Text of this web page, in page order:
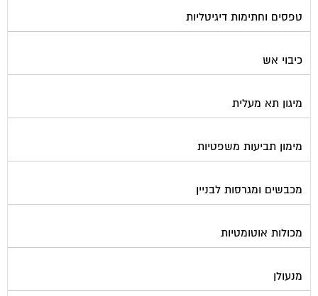
טפסים וחתימות דיגיטליות
כיבוי אש
מיגון תא מעלית
מימון תביעות משפטיות
מכבשים ומגרסות לבניין
מכולות אוטומטיות
מנעולן